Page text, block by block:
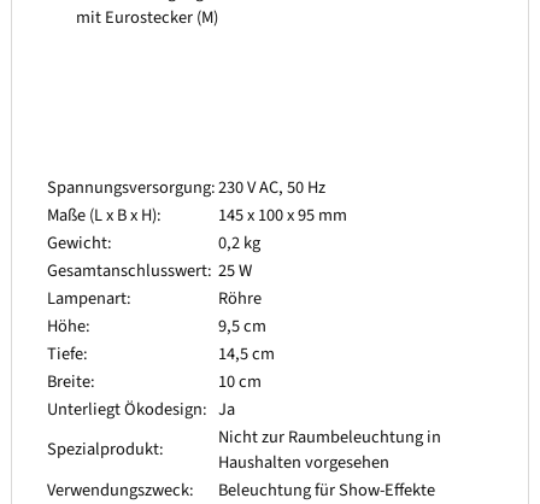
mit Eurostecker (M)
Spannungsversorgung:230 V AC, 50 Hz
Maße (L x B x H):
145 x 100 x 95 mm
Gewicht:
0,2 kg
Gesamtanschlusswert: 25 W
Lampenart:
Röhre
Höhe:
9,5 cm
Tiefe:
14,5 cm
Breite:
10 cm
Unterliegt Ökodesign: Ja
Spezialprodukt:
Nicht zur Raumbeleuchtung in
Haushalten vorgesehen
Verwendungszweck:
Beleuchtung für Show-Effekte